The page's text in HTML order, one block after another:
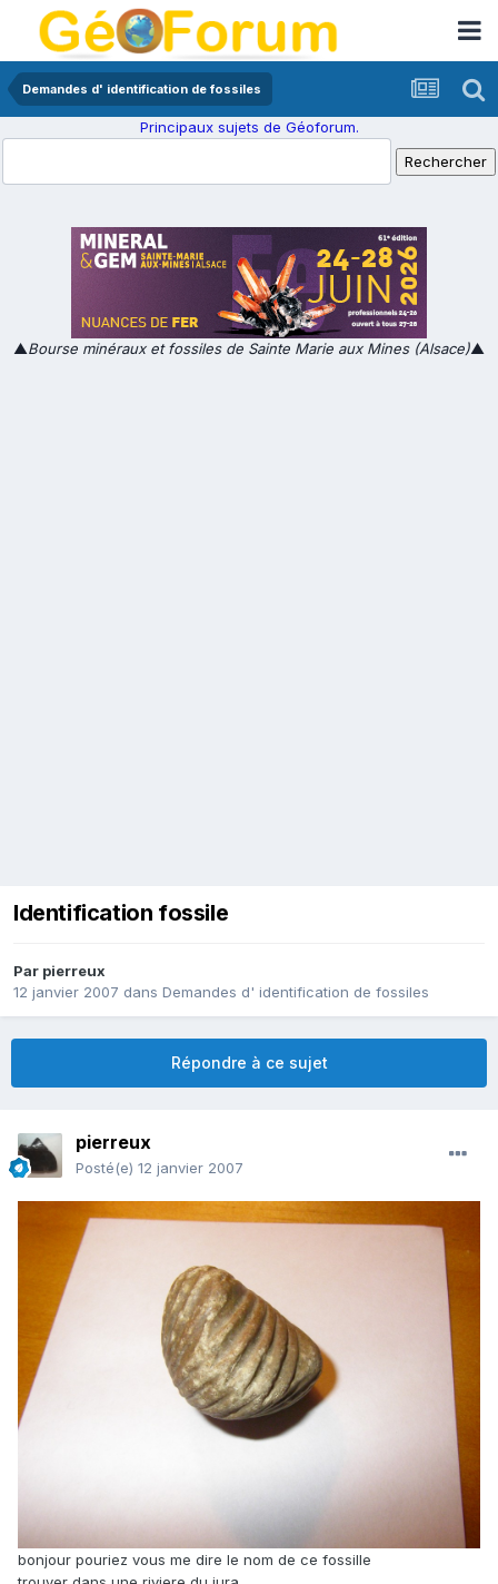
Demandes d' identification de fossiles
Principaux sujets de Géoforum.
▲Bourse minéraux et fossiles de Sainte Marie aux Mines (Alsace)▲
Identification fossile
Par pierreux
12 janvier 2007 dans Demandes d' identification de fossiles
Répondre à ce sujet
pierreux
Posté(e) 12 janvier 2007
bonjour pouriez vous me dire le nom de ce fossille